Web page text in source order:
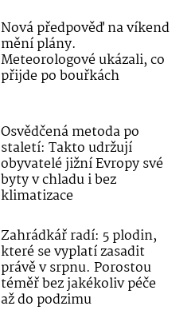
Nová předpověď na víkend
mění plány.
Meteorologové ukázali, co
přijde po bouřkách
Osvědčená metoda po
staletí: Takto udržují
obyvatelé jižní Evropy své
byty v chladu i bez
klimatizace
Zahrádkář radí: 5 plodin,
které se vyplatí zasadit
právě v srpnu. Porostou
téměř bez jakékoliv péče
až do podzimu